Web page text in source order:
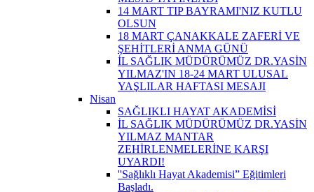
14 MART TIP BAYRAMI'NIZ KUTLU
OLSUN
18 MART ÇANAKKALE ZAFERİ VE
ŞEHİTLERİ ANMA GÜNÜ
İL SAĞLIK MÜDÜRÜMÜZ DR.YASİN
YILMAZ'IN 18-24 MART ULUSAL
YAŞLILAR HAFTASI MESAJI
Nisan
SAĞLIKLI HAYAT AKADEMİSİ
İL SAĞLIK MÜDÜRÜMÜZ DR.YASİN
YILMAZ MANTAR
ZEHİRLENMELERİNE KARŞI
UYARDI!
''Sağlıklı Hayat Akademisi” Eğitimleri
Başladı.